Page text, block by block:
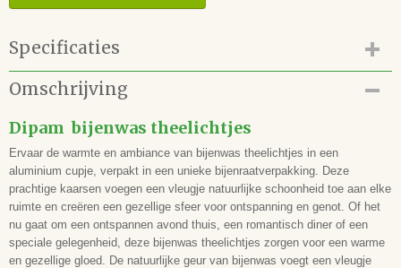
Specificaties
Productcode
66.169.01
EAN code
8716726000010
Omschrijving
Dipam bijenwas theelichtjes
Ervaar de warmte en ambiance van bijenwas theelichtjes in een
aluminium cupje, verpakt in een unieke bijenraatverpakking. Deze
prachtige kaarsen voegen een vleugje natuurlijke schoonheid toe aan elke
ruimte en creëren een gezellige sfeer voor ontspanning en genot. Of het
nu gaat om een ontspannen avond thuis, een romantisch diner of een
speciale gelegenheid, deze bijenwas theelichtjes zorgen voor een warme
en gezellige gloed. De natuurlijke geur van bijenwas voegt een vleugje